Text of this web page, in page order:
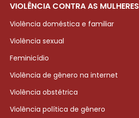
VIOLÊNCIA CONTRA AS MULHERES
Violência doméstica e familiar
Violência sexual
Feminicídio
Violência de gênero na internet
Violência obstétrica
Violência política de gênero